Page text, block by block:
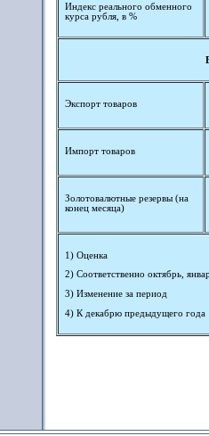
Индекс реального обменного
курса рубля, в %
Экспорт товаров
Импорт товаров
Золотовалютные резервы (на
конец месяца)
1) Оценка
2) Соответственно октябрь,
3) Изменение за период
4) К декабрю предыдущего года